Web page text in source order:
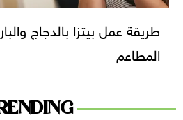
طريقة عمل بيتزا بالدجاج
المطاعم